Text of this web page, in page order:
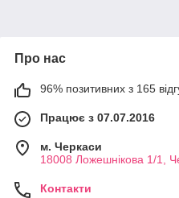
Про нас
96% позитивних з 165
Працює з 07.07.2016
м. Черкаси
18008 Ложешнікова 1/1,
Контакти